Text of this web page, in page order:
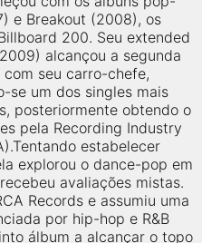
e Breakout (2008), os
200. Seu extended
alcançou a segunda
seu carro-chefe,
se um dos singles mais
posteriormente obtendo o
pela Recording Industry
estabelecer
explorou o dance-pop em
avaliações mistas.
Records e assumiu uma
por hip-hop e R&B
álbum a alcançar o topo
assistir aos